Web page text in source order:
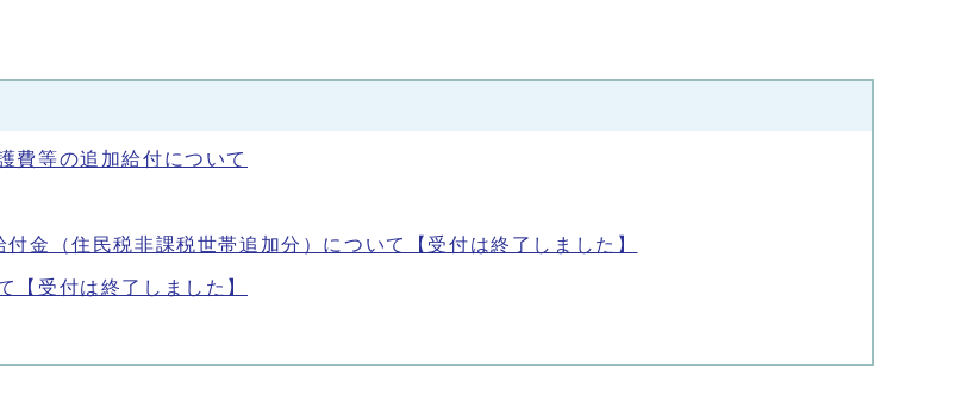
費等の追加給付について
金（住民税非課税世帯追加分）について【受付は終了しました】
【受付は終了しました】